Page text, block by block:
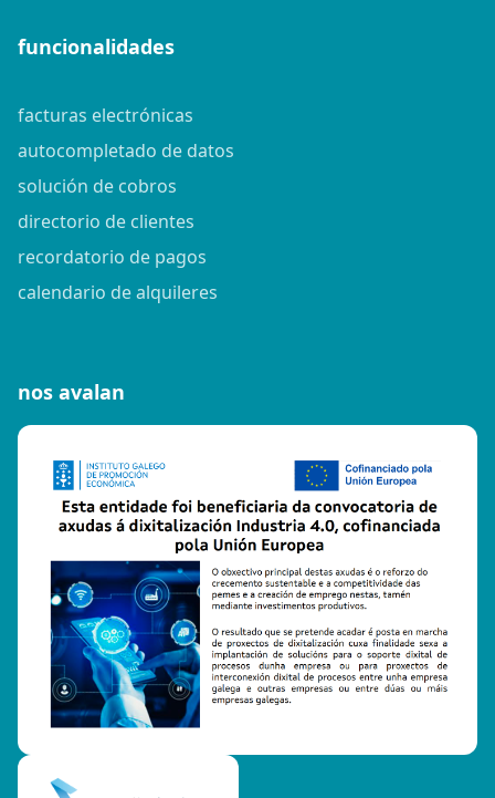
funcionalidades
facturas electrónicas
autocompletado de datos
solución de cobros
directorio de clientes
recordatorio de pagos
calendario de alquileres
nos avalan